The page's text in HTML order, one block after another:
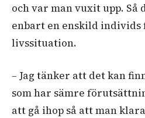
och var man vuxit upp.
enbart en enskild
livssituation.
– Jag tänker att det kan
som har sämre
att gå ihop så att man